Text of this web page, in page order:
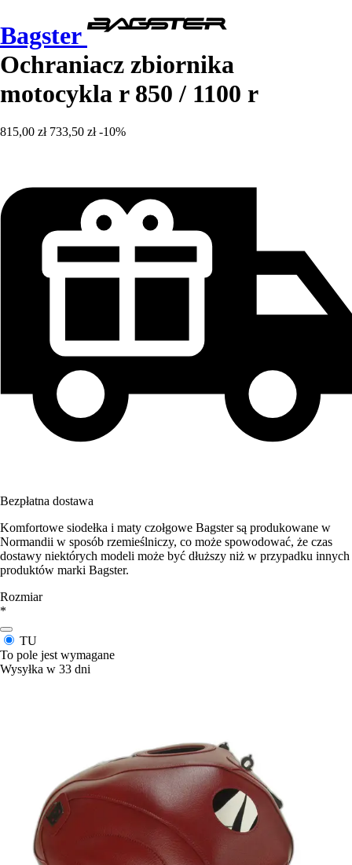
Bagster
Ochraniacz zbiornika
motocykla r 850 / 1100 r
815,00 zł 733,50 zł -10%
Bezpłatna dostawa
Komfortowe siodełka i maty czołgowe Bagster są produkowane w
Normandii w sposób rzemieślniczy, co może spowodować, że czas
dostawy niektórych modeli może być dłuższy niż w przypadku innych
produktów marki Bagster.
Rozmiar
*
TU
To pole jest wymagane
Wysyłka w 33 dni